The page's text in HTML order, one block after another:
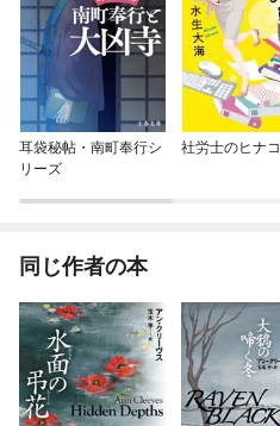
耳袋秘帖・南町奉行シ
リーズ
社労士のヒナコ
同じ作者の本